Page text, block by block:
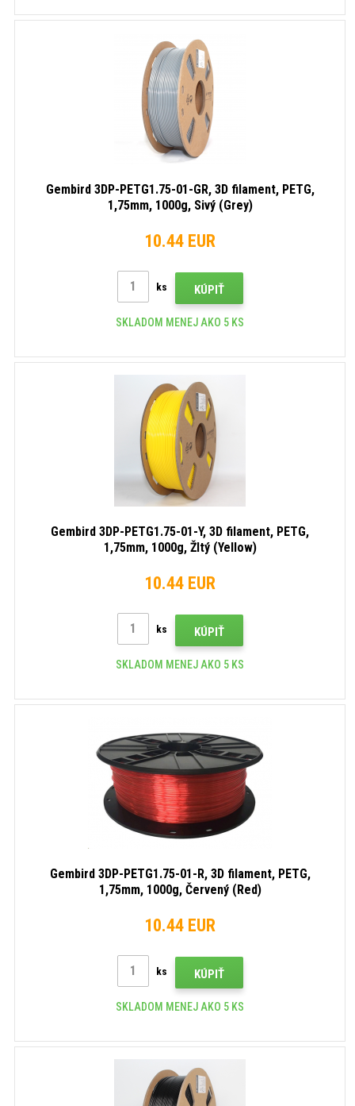
Gembird 3DP-PETG1.75-01-GR, 3D filament, PETG,
1,75mm, 1000g, Sivý (Grey)
10.44 EUR
ks KÚPIŤ
SKLADOM MENEJ AKO 5 KS
Gembird 3DP-PETG1.75-01-Y, 3D filament, PETG,
1,75mm, 1000g, Žltý (Yellow)
10.44 EUR
ks KÚPIŤ
SKLADOM MENEJ AKO 5 KS
Gembird 3DP-PETG1.75-01-R, 3D filament, PETG,
1,75mm, 1000g, Červený (Red)
10.44 EUR
ks KÚPIŤ
SKLADOM MENEJ AKO 5 KS